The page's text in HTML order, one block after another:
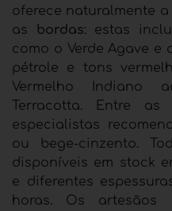
oferece naturalmente
as bordas: estas
como o Verde Agave e
pétrole e tons
Vermelho Indiano
Terracotta. Entre
especialistas
ou bege-cinzento.
disponíveis em stock
e diferentes
horas. Os